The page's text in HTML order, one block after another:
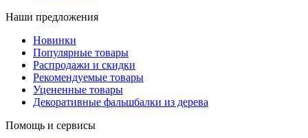
Наши предложения
Новинки
Популярные товары
Распродажи и скидки
Рекомендуемые товары
Уцененные товары
Декоративные фальшбалки из дерева
Помощь и сервисы